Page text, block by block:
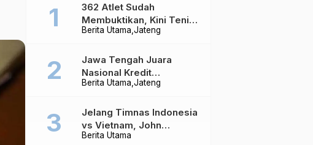
Berita Utama Jateng
362 Atlet Sudah
Membuktikan, Kini Tenis
Meja Jateng Dibidik Jadi
Berita Utama Jateng
Jawa Tengah Juara
Nasional Kredit
Perumahan, Realisasi
Berita Utama
Jelang Timnas Indonesia
vs Vietnam, John
Herdman Ungkap Hal